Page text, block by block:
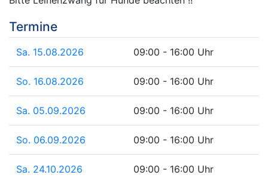
Termine
Sa. 15.08.2026 09:00 - 16:00 Uhr
So. 16.08.2026 09:00 - 16:00 Uhr
Sa. 05.09.2026 09:00 - 16:00 Uhr
So. 06.09.2026 09:00 - 16:00 Uhr
Sa. 24.10.2026 09:00 - 16:00 Uhr